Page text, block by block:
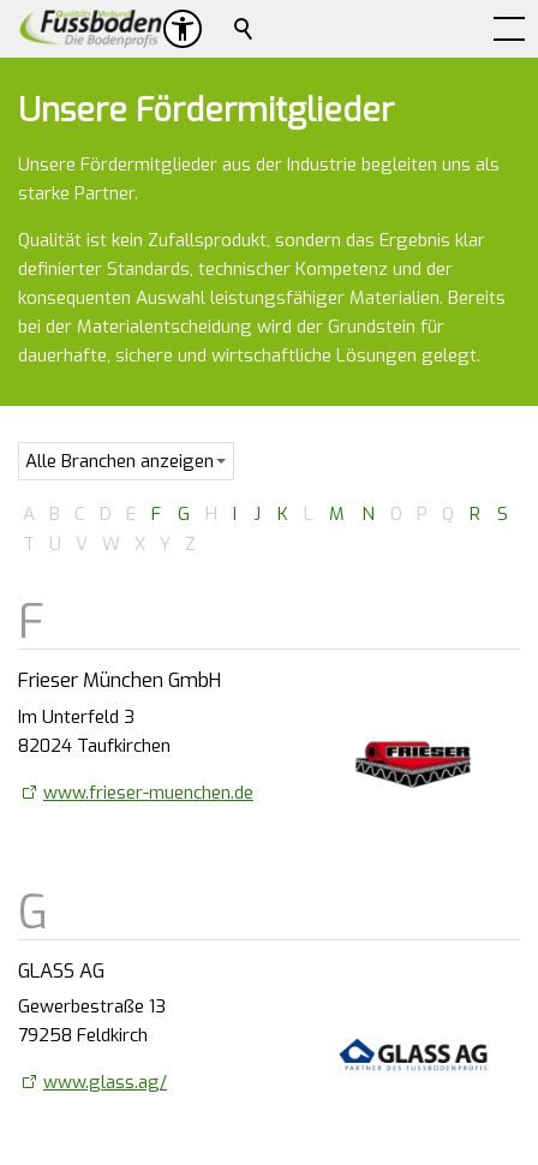
Suche
Unsere Fördermitglieder
Unsere Fördermitglieder aus der Industrie begleiten uns als
starke Partner.
Qualität ist kein Zufallsprodukt, sondern das Ergebnis klar
definierter Standards, technischer Kompetenz und der
konsequenten Auswahl leistungsfähiger Materialien. Bereits
bei der Materialentscheidung wird der Grundstein für
dauerhafte, sichere und wirtschaftliche Lösungen gelegt.
A B C D E F G H I J K L M N O P Q R
S
T
U V W X Y Z
Frieser München GmbH
Im Unterfeld 3
82024 Taufkirchen
www.frieser-muenchen.de
GLASS AG
Gewerbestraße 13
79258 Feldkirch
www.glass.ag/